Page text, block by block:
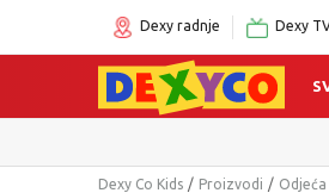
Dexy radnje Dexy
Dexy Co Kids Proizvodi Odjeća